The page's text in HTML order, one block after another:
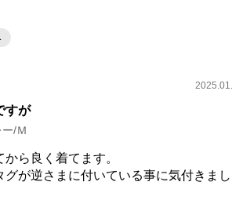
すが
/Ｍ
ら良く着てます。
が逆さまに付いている事に気付きまし